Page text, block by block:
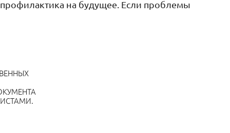
на будущее. Если проблемы